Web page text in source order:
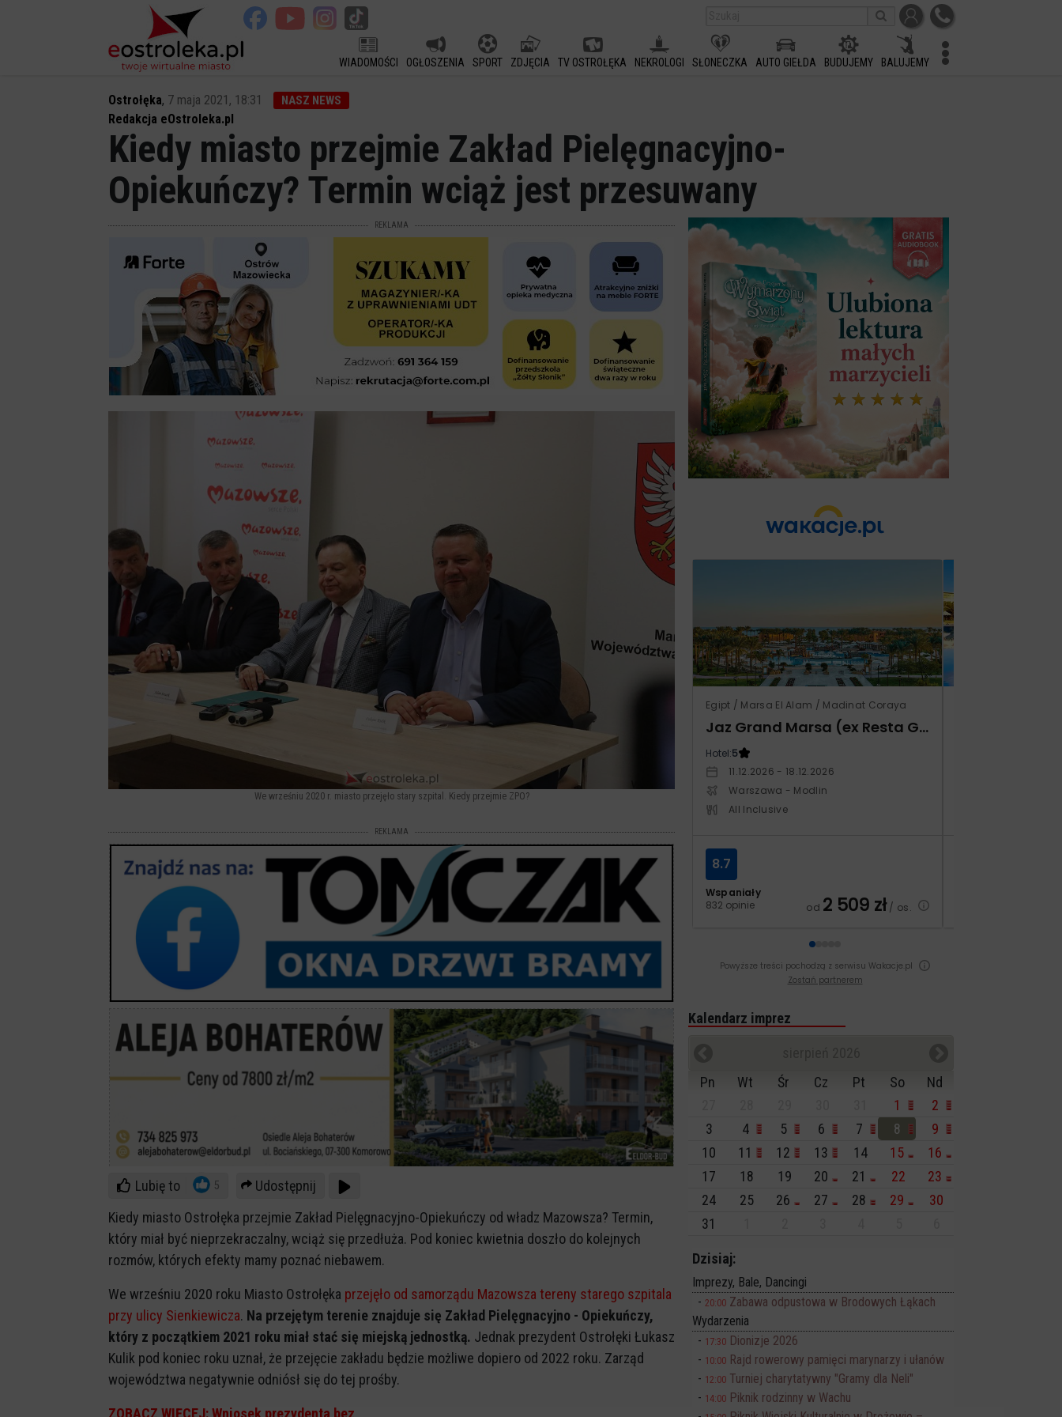
WIADOMOŚCI OGŁOSZENIA SPORT ZDJĘCIA TV OSTROŁĘKA NEKROLOGI SŁONECZKA AUTO GIEŁDA BUDUJEMY BALUJEMY
Ostrołęka, 7 maja 2021, 18:31 NASZ NEWS
Redakcja eOstroleka.pl
Kiedy miasto przejmie Zakład Pielęgnacyjno-
Opiekuńczy? Termin wciąż jest przesuwany
REKLAMA
We wrześniu 2020 r. miasto przejęło stary szpital. Kiedy przejmie ZPO?
REKLAMA
Lubię to 5
Udostępnij
Kiedy miasto Ostrołęka przejmie Zakład Pielęgnacyjno-Opiekuńczy od władz Mazowsza? Termin,
który miał być nieprzekraczalny, wciąż się przedłuża. Pod koniec kwietnia doszło do kolejnych
rozmów, których efekty mamy poznać niebawem.
We wrześniu 2020 roku Miasto Ostrołęka przejęło od samorządu Mazowsza tereny starego szpitala
przy ulicy Sienkiewicza. Na przejętym terenie znajduje się Zakład Pielęgnacyjno - Opiekuńczy,
który z początkiem 2021 roku miał stać się miejską jednostką. Jednak prezydent Ostrołęki Łukasz
Kulik pod koniec roku uznał, że przejęcie zakładu będzie możliwe dopiero od 2022 roku. Zarząd
województwa negatywnie odniósł się do tej prośby.
ZOBACZ WIĘCEJ: Wniosek prezydenta bez
Egipt / Marsa El Alam / Madinat Coraya
Jaz Grand Marsa (ex Resta Grand Resort)
Hotel:5
11.12.2026 - 18.12.2026
Warszawa - Modlin
All Inclusive
Wspaniały
832 opinie
8.7
od 2 509 zł/ os.
Powyższe treści pochodzą z serwisu Wakacje.pl
Zostań partnerem
Kalendarz imprez
Pn
Wt Śr Cz Pt So
Nd
1
2
3
4 5 6 7 8
9
10
11 12 13 14 15
16
17
18 19 20 21 22
23
24
25 26 27 28 29
30
31
Dzisiaj:
Imprezy, Bale, Dancingi
20:00 Zabawa odpustowa w Brodowych Łąkach
Wydarzenia
17:30 Dionizje 2026
10:00 Rajd rowerowy pamięci marynarzy i ułanów
12:00 Turniej charytatywny "Gramy dla Neli"
14:00 Piknik rodzinny w Wachu